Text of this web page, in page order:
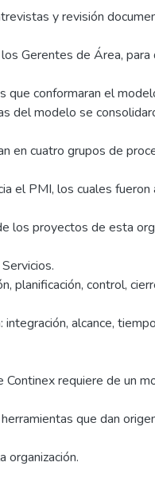
y revisión
Gerentes de Área, para
que conformaran el
del modelo se
en cuatro grupos de
el PMI, los cuales
los proyectos de esta
planificación, control,
alcance,
Continex requiere de un
que dan
organización.